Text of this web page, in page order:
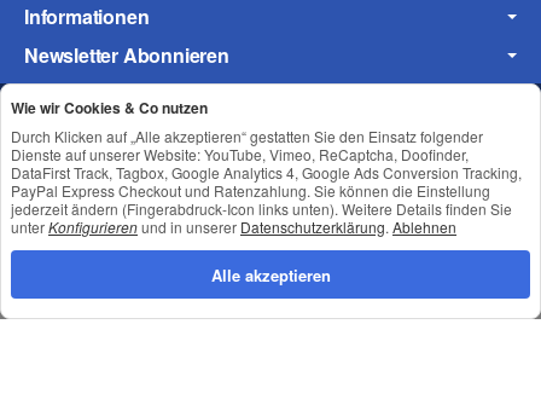
Informationen
Newsletter Abonnieren
Datenschutz•Impressum
Wie wir Cookies & Co nutzen
Durch Klicken auf „Alle akzeptieren“ gestatten Sie den Einsatz folgender
Dienste auf unserer Website: YouTube, Vimeo, ReCaptcha, Doofinder,
DataFirst Track, Tagbox, Google Analytics 4, Google Ads Conversion Tracking,
PayPal Express Checkout und Ratenzahlung. Sie können die Einstellung
jederzeit ändern (Fingerabdruck-Icon links unten). Weitere Details finden Sie
unterKonfigurierenund in unserer Datenschutzerklärung. Ablehnen
Alle akzeptieren